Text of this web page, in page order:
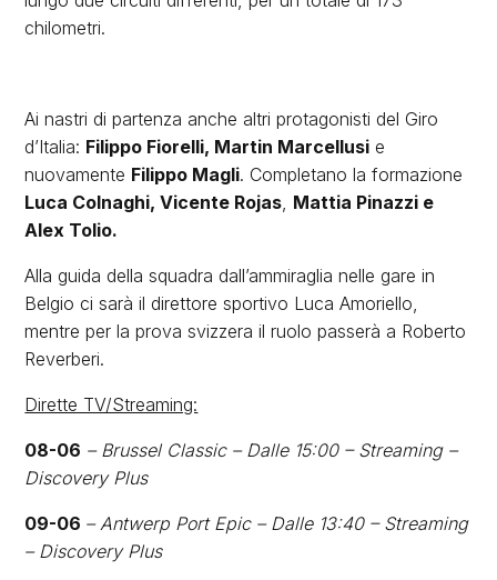
chilometri.
Ai nastri di partenza anche altri protagonisti del Giro
d’Italia: Filippo Fiorelli, Martin Marcellusi e
nuovamente Filippo Magli. Completano la formazione
Luca Colnaghi, Vicente Rojas Mattia Pinazzi e
Alex Tolio.
Alla guida della squadra dall’ammiraglia nelle gare in
Belgio ci sarà il direttore sportivo Luca Amoriello,
mentre per la prova svizzera il ruolo passerà a Roberto
Reverberi.
Dirette TV/Streaming:
08-06 – Brussel Classic – Dalle 15:00 – Streaming –
Discovery Plus
09-06 – Antwerp Port Epic – Dalle 13:40 – Streaming
– Discovery Plus